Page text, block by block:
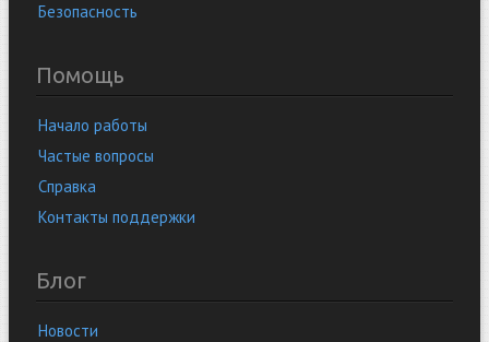
Безопасность
Помощь
Начало работы
Частые вопросы
Справка
Контакты поддержки
Блог
Новости